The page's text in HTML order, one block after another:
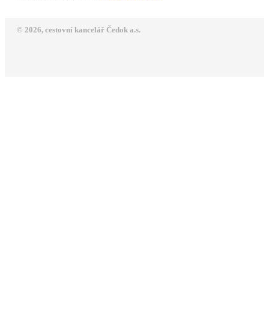
© 2026, cestovní kancelář Čedok a.s.